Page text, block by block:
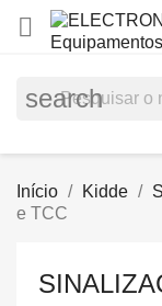

search
Início Kidde
e TCC